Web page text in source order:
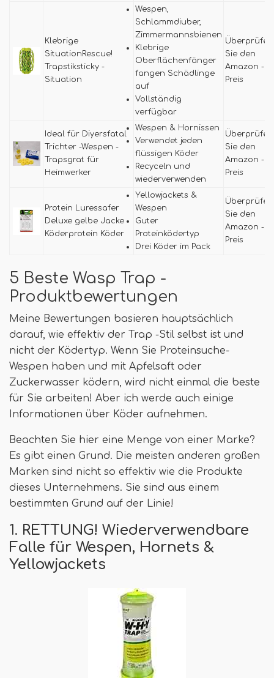
Klebrige
SituationRescue!
Trapstiksticky -
Situation
Wespen,
Schlammdiuber,
Zimmermannsbienen
Klebrige
Oberflächenfänger
fangen Schädlinge
auf
Vollständig
verfügbar
Überprüfen
Sie den
Amazon -
Preis
Ideal für Diyersfatal
Trichter -Wespen -
Trapsgrat für
Heimwerker
Wespen & Hornissen
Verwendet jeden
flüssigen Köder
Recyceln und
wiederverwenden
Überprüfen
Sie den
Amazon -
Preis
Protein Luressafer
Deluxe gelbe Jacke
Köderprotein Köder
Yellowjackets &
Wespen
Guter
Proteinködertyp
Drei Köder im Pack
Überprüfen
Sie den
Amazon -
Preis
5 Beste Wasp Trap -
Produktbewertungen
Meine Bewertungen basieren hauptsächlich
darauf, wie effektiv der Trap -Stil selbst ist und
nicht der Ködertyp. Wenn Sie Proteinsuche-
Wespen haben und mit Apfelsaft oder
Zuckerwasser ködern, wird nicht einmal die beste
für Sie arbeiten! Aber ich werde auch einige
Informationen über Köder aufnehmen.
Beachten Sie hier eine Menge von einer Marke?
Es gibt einen Grund. Die meisten anderen großen
Marken sind nicht so effektiv wie die Produkte
dieses Unternehmens. Sie sind aus einem
bestimmten Grund auf der Linie!
1. RETTUNG! Wiederverwendbare
Falle für Wespen, Hornets &
Yellowjackets